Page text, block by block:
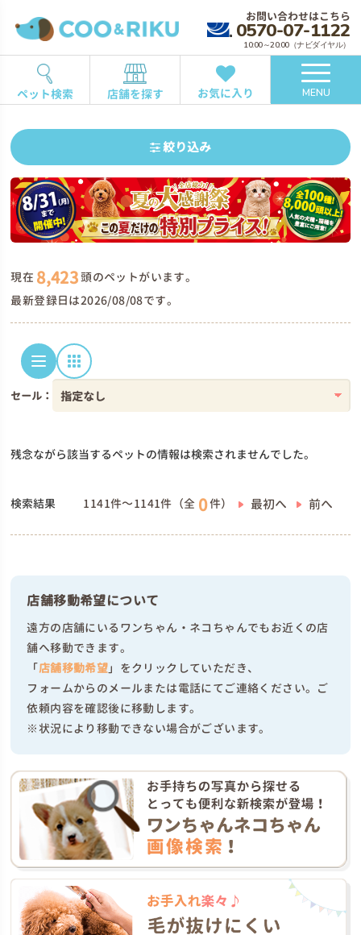
お問い合わせはこちら
0570-07-1122
10:00～20:00（ナビダイヤル）
ペット検索 店舗を探す お気に入り MENU
絞り込み
現在 8,423頭のペットがいます。
最新登録日は2026/08/08です。
セール：
残念ながら該当するペットの情報は検索されませんでした。
検索結果 1141件～1141件（全 0件） 最初へ 前へ
店舗移動希望について
遠方の店舗にいるワンちゃん・ネコちゃんでもお近くの店
舗へ移動できます。
「店舗移動希望」をクリックしていただき、
フォームからのメールまたは電話にてご連絡ください。ご
依頼内容を確認後に移動します。
※状況により移動できない場合がございます。